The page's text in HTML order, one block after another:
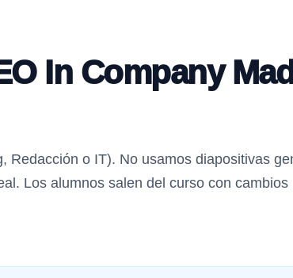
In Company
o IT). No usamos diapositivas
Los alumnos salen del curso con